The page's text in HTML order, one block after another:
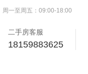
周一至周五：09:00-18:00
二手房客服
18159883625